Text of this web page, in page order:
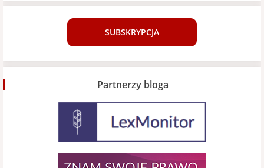
SUBSKRYPCJA
Partnerzy bloga